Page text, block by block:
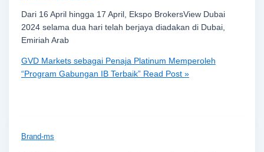
Dari 16 April hingga 17 April, Ekspo BrokersView Dubai
2024 selama dua hari telah berjaya diadakan di Dubai,
Emiriah Arab
GVD Markets sebagai Penaja Platinum Memperoleh
“Program Gabungan IB Terbaik”Read Post »
Brand-ms